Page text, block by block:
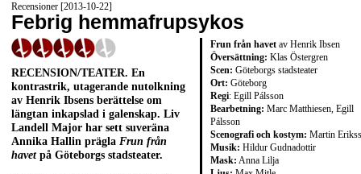
Recensioner [2013-10-22]
Febrig hemmafrupsykos
Frun från havet av Henrik Ibsen
Översättning: Klas Östergren
Scen: Göteborgs stadsteater
Ort: Göteborg
Regi: Egill Pálsson
Bearbetning: Marc Matthiesen, Egill
Pálsson
Scenografi och kostym: Martin
Musik: Hildur Gudnadottir
Mask: Anna Lilja
RECENSION/TEATER. En
kontrastrik, utagerande nutolkning
av Henrik Ibsens berättelse om
längtan inkapslad i galenskap. Liv
Landell Major har sett suveräna
Annika Hallin prägla Frun från
havetpå Göteborgs stadsteater.